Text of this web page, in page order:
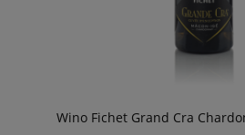
Wino Fichet Grand Cra